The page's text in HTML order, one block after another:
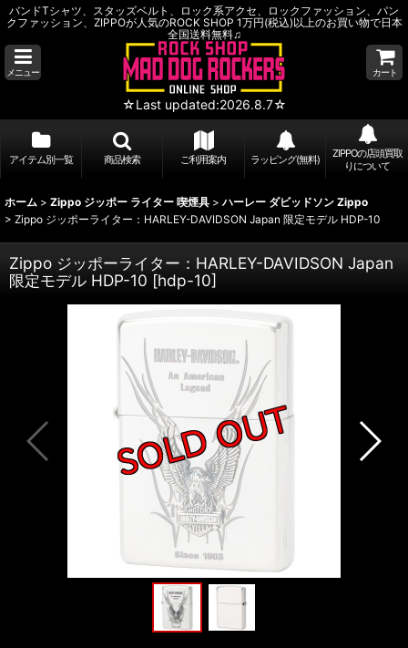
バンドTシャツ、スタッズベルト、ロック系アクセ、ロックファッション、パン
クファッション、ZIPPOが人気のROCK SHOP 1万円(税込)以上のお買い物で日本
全国送料無料♫
メニュー
☆Last updated:2026.8.7☆
カート
アイテム別一覧 商品検索 ご利用案内 ラッピング(無料)
ZIPPOの店頭買取
りについて
ホーム > Zippo ジッポー ライター 喫煙具 > ハーレー ダビッドソン Zippo
> Zippo ジッポーライター：HARLEY-DAVIDSON Japan 限定モデル HDP-10
Zippo ジッポーライター：HARLEY-DAVIDSON Japan
限定モデル HDP-10 [hdp-10]